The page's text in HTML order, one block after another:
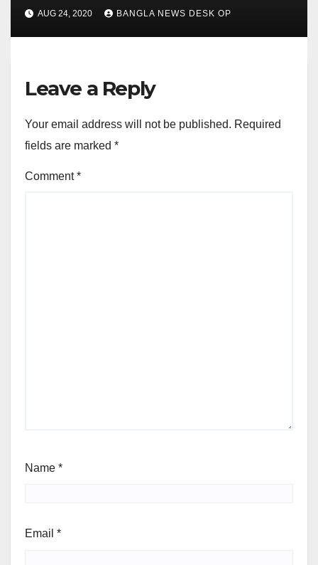
AUG 24, 2020 BANGLA NEWS DESK OP
Leave a Reply
Your email address will not be published. Required
fields are marked *
Comment*
Name *
Email *